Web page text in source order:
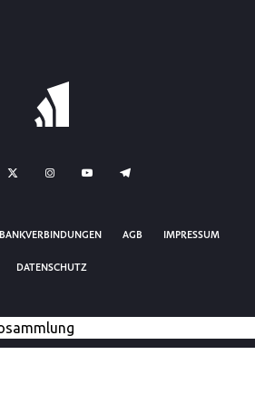
BANKVERBINDUNGEN AGB IMPRESSUM
DATENSCHUTZ